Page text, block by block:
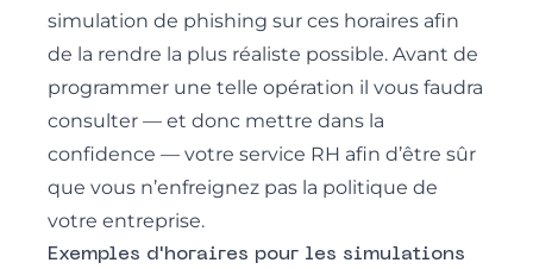
simulation de phishing sur ces horaires afin
de la rendre la plus réaliste possible. Avant de
programmer une telle opération il vous faudra
consulter — et donc mettre dans la
confidence — votre service RH afin d’être sûr
que vous n’enfreignez pas la politique de
votre entreprise.
Exemples d'horaires pour les simulations